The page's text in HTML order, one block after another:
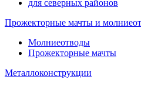
для северных районов
Прожекторные мачты и
Молниеотводы
Прожекторные мачты
Металлоконструкции